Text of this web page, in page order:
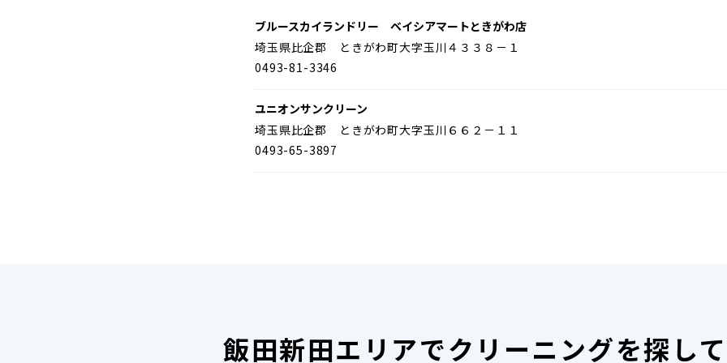
ブルースカイランドリー ベイシアマートときがわ店
埼玉県比企郡 ときがわ町大字玉川４３３８－１
0493-81-3346
ユニオンサンクリーン
埼玉県比企郡 ときがわ町大字玉川６６２－１１
0493-65-3897
飯田新田エリアでクリーニングを探し